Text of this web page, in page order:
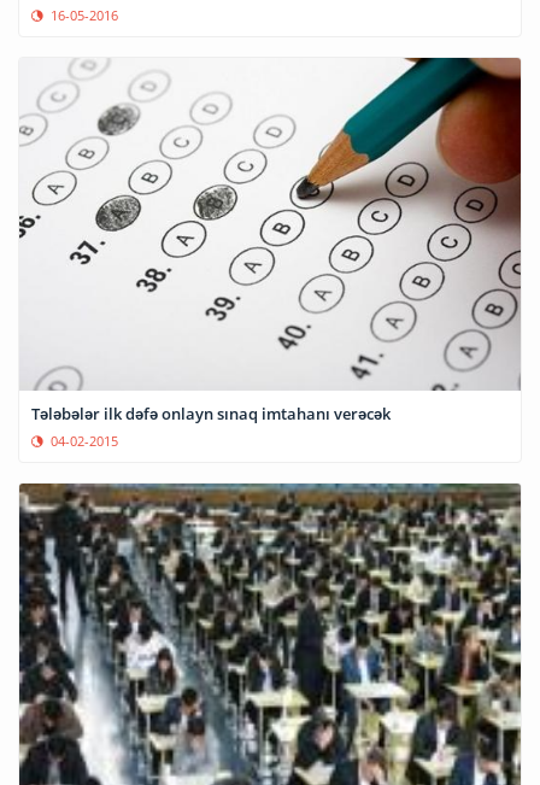
16-05-2016
Tələbələr ilk dəfə onlayn sınaq imtahanı verəcək
04-02-2015